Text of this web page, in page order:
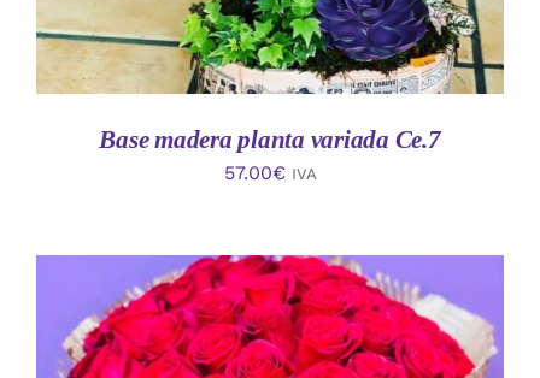
Base madera planta variada Ce.7
57.00€ IVA